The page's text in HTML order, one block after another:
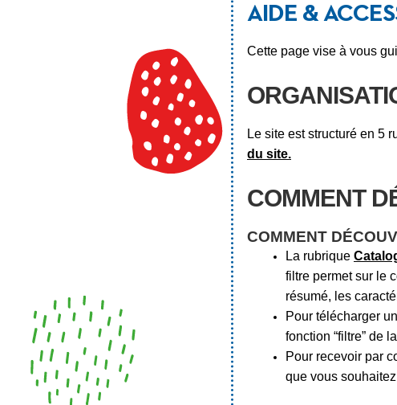
AIDE &
Cette page vise à vous
Le site est structuré en 5
du site.
COMMENT
COMMENT
La rubrique
filtre permet sur le
résumé, les
Pour télécharger
fonction “filtre” de
Pour recevoir par
que vous